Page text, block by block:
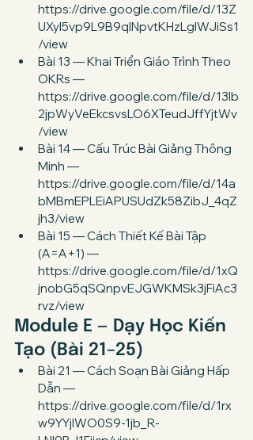
https://drive.google.com/file/d/13Z
UXyl5vp9L9B9qlNpvtKHzLgIWJiSs1
/view
Bài 13 — Khai Triển Giáo Trình Theo
OKRs —
https://drive.google.com/file/d/13Ib
2jpWyVeEkcsvsLO6XTeudJffYjtWv
/view
Bài 14 — Cấu Trúc Bài Giảng Thông
Minh —
https://drive.google.com/file/d/14a
bMBmEPLEiAPUSUdZk58ZibJ_4qZ
jh3/view
Bài 15 — Cách Thiết Kế Bài Tập
(A=A+1) —
https://drive.google.com/file/d/1xQ
jnobG5qSQnpvEJGWKMSk3jFiAc3
rvz/view
Module E — Dạy Học Kiến
Tạo (Bài 21–25)
Bài 21 — Cách Soạn Bài Giảng Hấp
Dẫn —
https://drive.google.com/file/d/1rx
w9YYjlWO0S9-1jb_R-